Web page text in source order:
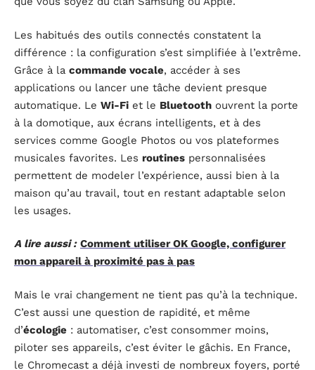
Les habitués des outils connectés constatent la
différence : la configuration s’est simplifiée à l’extrême.
Grâce à la commande vocale, accéder à ses
applications ou lancer une tâche devient presque
automatique. Le Wi-Fi et le Bluetooth ouvrent la porte
à la domotique, aux écrans intelligents, et à des
services comme Google Photos ou vos plateformes
musicales favorites. Les routines personnalisées
permettent de modeler l’expérience, aussi bien à la
maison qu’au travail, tout en restant adaptable selon
les usages.
A lire aussi : Comment utiliser OK Google, configurer
mon appareil à proximité pas à pas
Mais le vrai changement ne tient pas qu’à la technique.
C’est aussi une question de rapidité, et même
d’écologie : automatiser, c’est consommer moins,
piloter ses appareils, c’est éviter le gâchis. En France,
le Chromecast a déjà investi de nombreux foyers, porté